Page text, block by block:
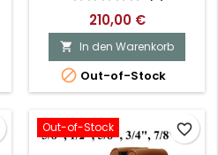
210,00 €
 In den Warenkorb
 Out-of-Stock
Out-of-Stock favorite_border